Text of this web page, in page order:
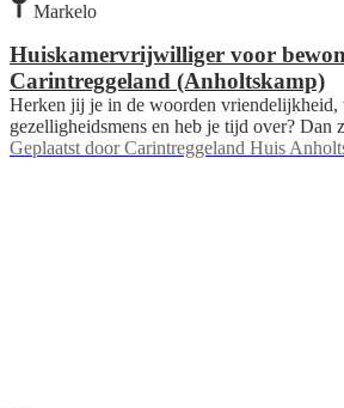
Markelo
Huiskamervrijwilliger voor
Carintreggeland (Anholtskamp)
Herken jij je in de woorden vriendelijkheid,
gezelligheidsmens en heb je tijd over? Dan
Geplaatst door Carintreggeland Huis